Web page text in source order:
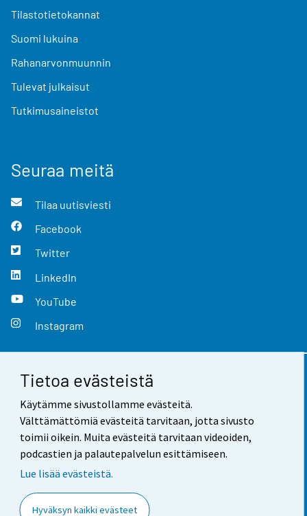
Tietoa evästeistä
Käytämme sivustollamme evästeitä.
Välttämättömiä evästeitä tarvitaan, jotta sivusto
toimii oikein. Muita evästeitä tarvitaan videoiden,
podcastien ja palautepalvelun esittämiseen.
Lue lisää evästeistä.
Hyväksyn kaikki evästeet
Tilastotietokannat
Suomi lukuina
Rahanarvonmuunnin
Tulevat julkaisut
Tutkimusaineistot
Seuraa meitä
Tilaa uutisviesti
Facebook
Twitter
LinkedIn
YouTube
Instagram
Yhteystiedot
Palaute
Käyttöehdot
Saavutettavuus